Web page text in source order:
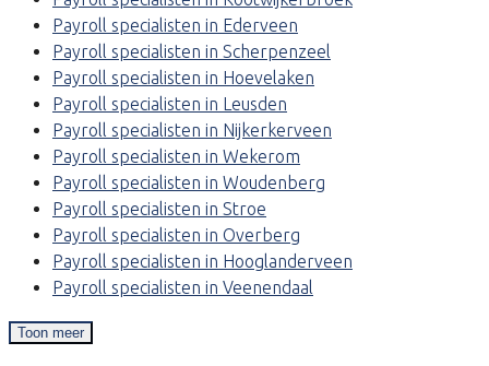
Payroll specialisten in Ederveen
Payroll specialisten in Scherpenzeel
Payroll specialisten in Hoevelaken
Payroll specialisten in Leusden
Payroll specialisten in Nijkerkerveen
Payroll specialisten in Wekerom
Payroll specialisten in Woudenberg
Payroll specialisten in Stroe
Payroll specialisten in Overberg
Payroll specialisten in Hooglanderveen
Payroll specialisten in Veenendaal
Toon meer